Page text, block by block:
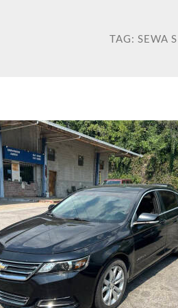
TAG: SEWA